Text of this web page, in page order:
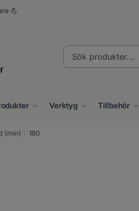
💪
Sök
produkter...
Verktyg Tillbehör
(min) / 180